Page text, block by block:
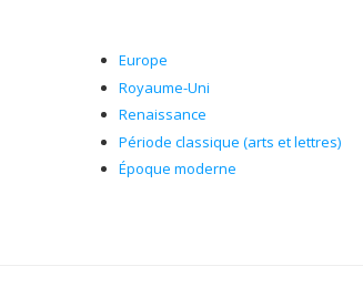
Europe
Royaume-Uni
Renaissance
Période classique (arts et lettres)
Époque moderne